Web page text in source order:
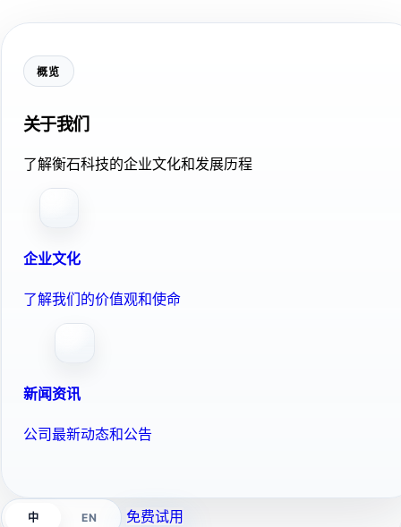
概览
关于我们
了解衡石科技的企业文化和发展历程
企业文化
了解我们的价值观和使命
新闻资讯
公司最新动态和公告
中 EN 免费试用